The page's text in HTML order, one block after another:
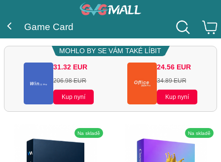
Game Card
MOHLO BY SE VÁM TAKÉ LÍBIT
31.32 EUR
206.98 EUR
Kup nyní
24.56 EUR
34.89 EUR
Kup nyní
Na skladě Na skladě